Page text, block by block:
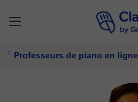
Professeurs de piano en ligne